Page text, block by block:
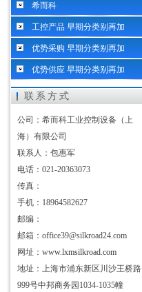
希而科
工控产品 早期分类别再加
优势采购 早期分类别再加
优势供应 早期分类别再加
联系方式
公司：希而科工业控制设备（上
海）有限公司
联系人：包惠军
电话：021-20363073
传真：
手机：18964582627
邮编：
邮箱：office39@silkroad24.com
网址： www.lxmsilkroad.com
地址：上海市浦东新区川沙王桥路
999号中邦商务园1034-1035幢